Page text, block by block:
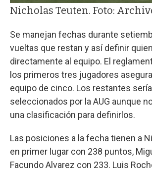
Nicholas Teuten. Foto:
Se manejan fechas durante
vueltas que restan y así definir
directamente al equipo. El
los primeros tres jugadores
equipo de cinco. Los restantes
seleccionados por la AUG aunque
una clasificación para definirlos.
Las posiciones a la fecha tienen a
en primer lugar con 238 puntos,
Facundo Alvarez con 233. Luis